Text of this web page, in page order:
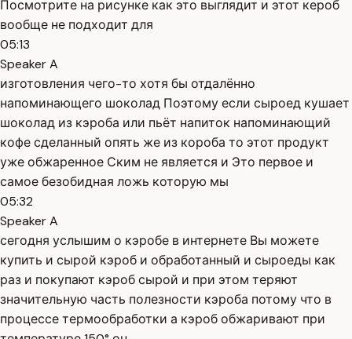
Посмотрите на рисунке как это выглядит и этот кероб
вообще не подходит для
05:13
Speaker A
изготовления чего-то хотя бы отдалённо
напоминающего шоколад Поэтому если сыроед кушает
шоколад из кэроба или пьёт напиток напоминающий
кофе сделанный опять же из короба то этот продукт
уже обжаренное Ским не является и Это первое и
самое безобидная ложь которую мы
05:32
Speaker A
сегодня услышим о кэробе в интернете Вы можете
купить и сырой кэроб и обработанный и сыроеды как
раз и покупают кэроб сырой и при этом теряют
значительную часть полезности кэроба потому что в
процессе термообработки а кэроб обжаривают при